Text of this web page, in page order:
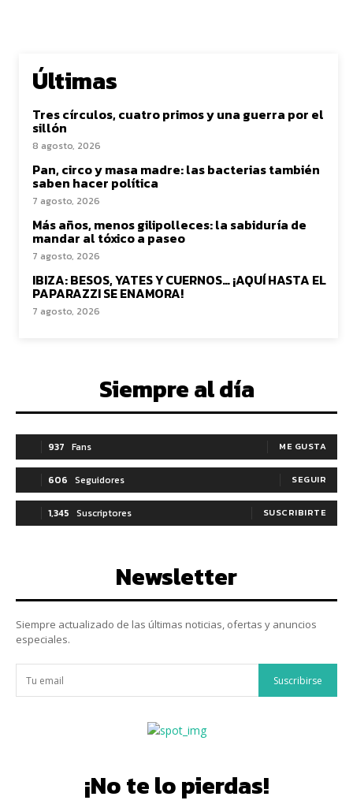
Últimas
Tres círculos, cuatro primos y una guerra por el
sillón
8 agosto, 2026
Pan, circo y masa madre: las bacterias también
saben hacer política
7 agosto, 2026
Más años, menos gilipolleces: la sabiduría de
mandar al tóxico a paseo
7 agosto, 2026
IBIZA: BESOS, YATES Y CUERNOS… ¡AQUÍ HASTA EL
PAPARAZZI SE ENAMORA!
7 agosto, 2026
Siempre al día
937 Fans ME GUSTA
606 Seguidores SEGUIR
1,345 Suscriptores SUSCRIBIRTE
Newsletter
Siempre actualizado de las últimas noticias, ofertas y anuncios
especiales.
Suscribirse
¡No te lo pierdas!